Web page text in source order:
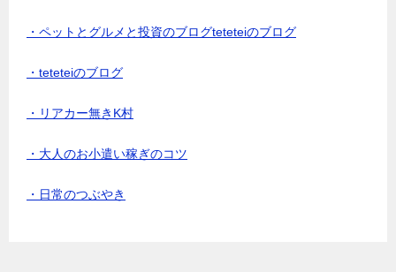
・ペットとグルメと投資のブログteteteiのブログ
・teteteiのブログ
・リアカー無きK村
・大人のお小遣い稼ぎのコツ
・日常のつぶやき